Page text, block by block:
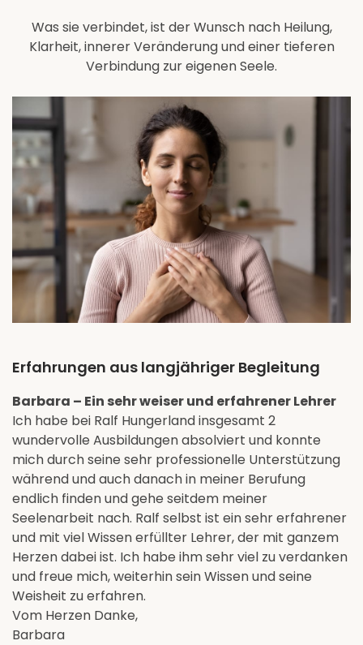
Was sie verbindet, ist der Wunsch nach Heilung,
Klarheit, innerer Veränderung und einer tieferen
Verbindung zur eigenen Seele.
Erfahrungen aus langjähriger Begleitung
Barbara – Ein sehr weiser und erfahrener Lehrer
Ich habe bei Ralf Hungerland insgesamt 2
wundervolle Ausbildungen absolviert und konnte
mich durch seine sehr professionelle Unterstützung
während und auch danach in meiner Berufung
endlich finden und gehe seitdem meiner
Seelenarbeit nach. Ralf selbst ist ein sehr erfahrener
und mit viel Wissen erfüllter Lehrer, der mit ganzem
Herzen dabei ist. Ich habe ihm sehr viel zu verdanken
und freue mich, weiterhin sein Wissen und seine
Weisheit zu erfahren.
Vom Herzen Danke,
Barbara